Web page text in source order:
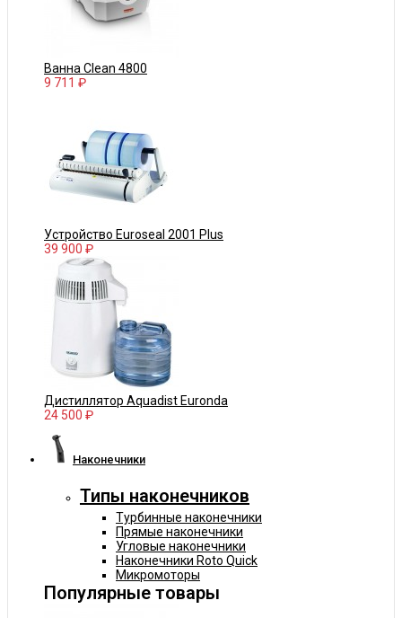
Ванна Clean 4800
9 711 ₽
Устройство Euroseal 2001 Plus
39 900 ₽
Дистиллятор Aquadist Euronda
24 500 ₽
Наконечники
Типы наконечников
Турбинные наконечники
Прямые наконечники
Угловые наконечники
Наконечники Roto Quick
Микромоторы
Популярные товары